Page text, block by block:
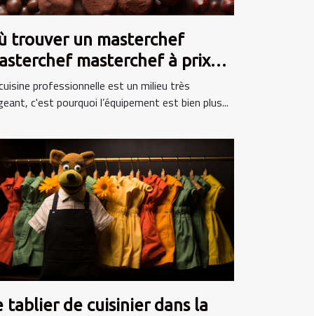
trouver un masterchef
masterchef à prix
?
professionnelle est un milieu très
c'est pourquoi l’équipement est bien plus...
tablier de cuisinier dans la